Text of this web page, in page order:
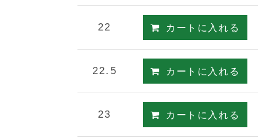
22 カートに入れる
22.5 カートに入れる
23 カートに入れる